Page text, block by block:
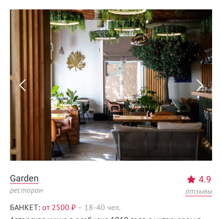
Garden
ресторан
4.9
отзывы
БАНКЕТ: от 2500 ₽ – 18-40 чел.